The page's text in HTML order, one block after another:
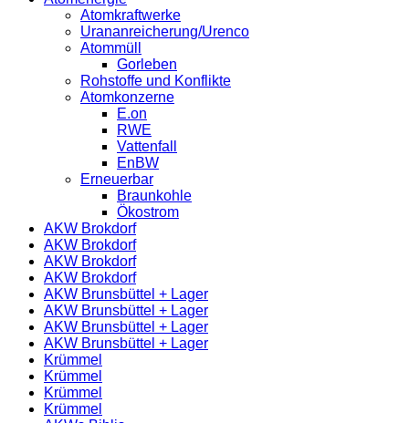
Atomkraftwerke
Urananreicherung/Urenco
Atommüll
Gorleben
Rohstoffe und Konflikte
Atomkonzerne
E.on
RWE
Vattenfall
EnBW
Erneuerbar
Braunkohle
Ökostrom
AKW Brokdorf
AKW Brokdorf
AKW Brokdorf
AKW Brokdorf
AKW Brunsbüttel + Lager
AKW Brunsbüttel + Lager
AKW Brunsbüttel + Lager
AKW Brunsbüttel + Lager
Krümmel
Krümmel
Krümmel
Krümmel